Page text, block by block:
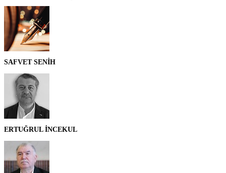
SAFVET SENİH
ERTUĞRUL İNCEKUL